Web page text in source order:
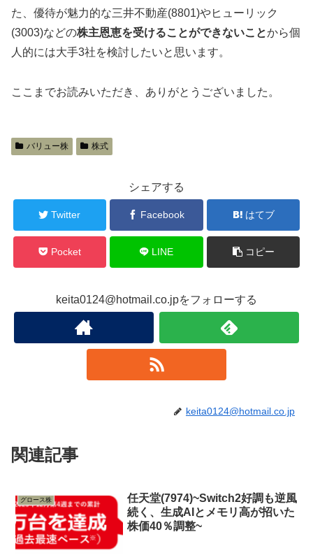
た、優待が魅力的な三井不動産(8801)やヒューリック
(3003)などの株主恩恵を受けることができないことから個
人的には大手3社を検討したいと思います。
ここまでお読みいただき、ありがとうございました。
バリュー株 株式
シェアする
Twitter Facebook はてブ
Pocket LINE コピー
keita0124@hotmail.co.jpをフォローする
keita0124@hotmail.co.jp
関連記事
グロース株
任天堂(7974)~Switch2好調も逆風
続く、生成AIとメモリ高が招いた
株価40％調整~